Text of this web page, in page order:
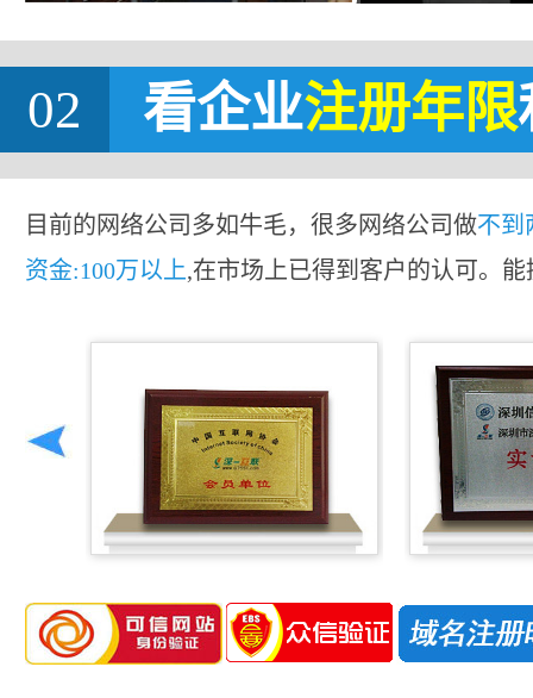
02 看企业注册年限
目前的网络公司多如牛毛，很多网络公司做不到
资金:100万以上,在市场上已得到客户的认可。